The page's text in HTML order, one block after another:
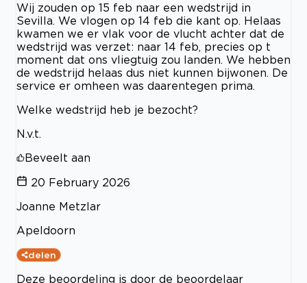
Wij zouden op 15 feb naar een wedstrijd in
Sevilla. We vlogen op 14 feb die kant op. Helaas
kwamen we er vlak voor de vlucht achter dat de
wedstrijd was verzet: naar 14 feb, precies op t
moment dat ons vliegtuig zou landen. We hebben
de wedstrijd helaas dus niet kunnen bijwonen. De
service er omheen was daarentegen prima.
Welke wedstrijd heb je bezocht?
N.v.t.
Beveelt aan
20 February 2026
Joanne Metzlar
Apeldoorn
delen
Deze beoordeling is door de beoordelaar